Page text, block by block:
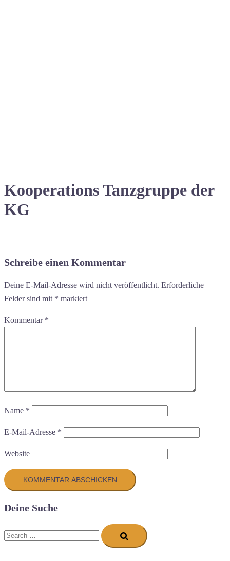
Kooperations Tanzgruppe der
KG
Schreibe einen Kommentar
Deine E-Mail-Adresse wird nicht veröffentlicht. Erforderliche
Felder sind mit * markiert
Kommentar *
Name *
E-Mail-Adresse *
Website
Deine Suche
Search…